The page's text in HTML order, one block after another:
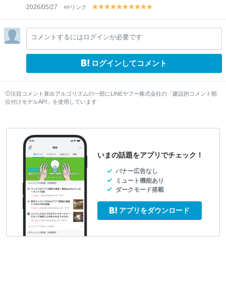
2026/05/27 リンク
y
lo
w
y
lo
w
y
lo
w
y
lo
w
y
lo
w
y
lo
w
y
lo
w
y
lo
w
y
lolo
コメントするにはログインが必要です
ログインしてコメント
注目コメント算出アルゴリズムの一部にLINEヤフー株式会社の「建設的コメント順
位付けモデルAPI」を使用しています
いまの話題をアプリでチェック！
バナー広告なし
ミュート機能あり
ダークモード搭載
アプリをダウンロード